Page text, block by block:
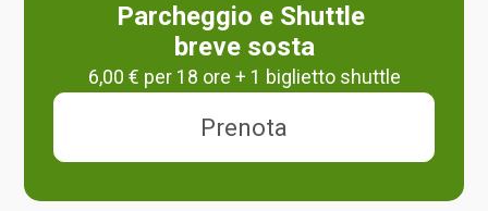
Parcheggio e Shuttle
breve sosta
6,00 € per 18 ore + 1 biglietto shuttle
Prenota